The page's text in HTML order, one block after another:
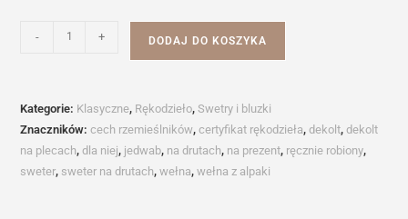
- + DODAJ DO KOSZYKA
Kategorie: Klasyczne, Rękodzieło,Swetry i bluzki
Znaczników:cech rzemieślników,certyfikat rękodzieła,dekolt,dekolt
na plecach,dla niej, jedwab, na drutach, na prezent, ręcznie robiony,
sweter, sweter na drutach,wełna,wełna z alpaki